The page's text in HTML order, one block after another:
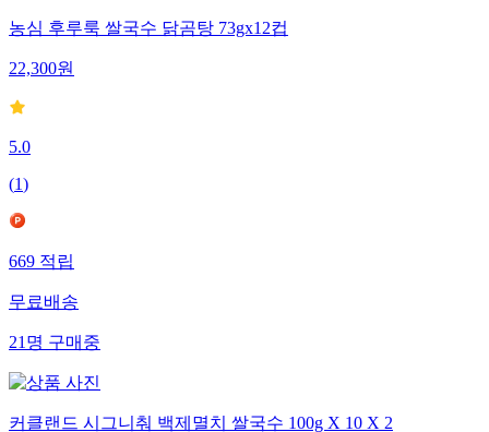
농심 후루룩 쌀국수 닭곰탕 73gx12컵
22,300원
5.0
(1)
669적립
무료배송
21명구매중